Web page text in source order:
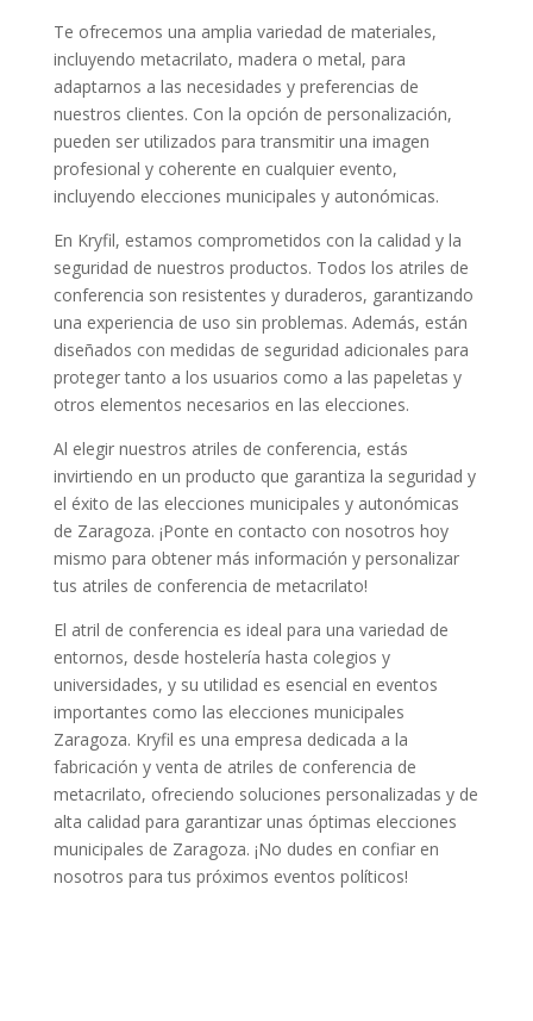
Te ofrecemos una amplia variedad de materiales,
incluyendo metacrilato, madera o metal, para
adaptarnos a las necesidades y preferencias de
nuestros clientes. Con la opción de personalización,
pueden ser utilizados paratransmitir una imagen
profesional y coherente en cualquier evento,
incluyendo elecciones municipales y autonómicas.
En Kryfil, estamos comprometidos con la calidad y la
seguridad de nuestros productos. Todos los atriles de
conferencia son resistentes y duraderos, garantizando
una experiencia de uso sin problemas. Además, están
diseñados con medidas de seguridad adicionales para
proteger tanto a los usuarios como a las papeletas y
otros elementos necesarios en las elecciones.
Al elegir nuestros atriles de conferencia, estás
invirtiendo en un producto que garantiza la seguridad y
el éxito de las elecciones municipales y autonómicas
de Zaragoza. ¡Ponte en contacto con nosotros hoy
mismo para obtener más información y personalizar
tus atriles de conferencia de metacrilato!
El atril de conferencia es ideal para una variedad de
entornos, desde hostelería hasta colegios y
universidades, y su utilidad es esencial en eventos
importantes como las elecciones municipales
Zaragoza. Kryfil es una empresa dedicada a la
fabricación y venta de atriles de conferencia de
metacrilato, ofreciendo soluciones personalizadas y de
alta calidad para garantizar unas óptimas elecciones
municipales de Zaragoza. ¡No dudes en confiar en
nosotros para tus próximos eventos políticos!